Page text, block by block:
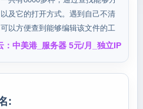
及它的打开方式。遇到自己不清
以方便查到能够编辑该文件的工
：中美港_服务器 5元/月_独立IP
: